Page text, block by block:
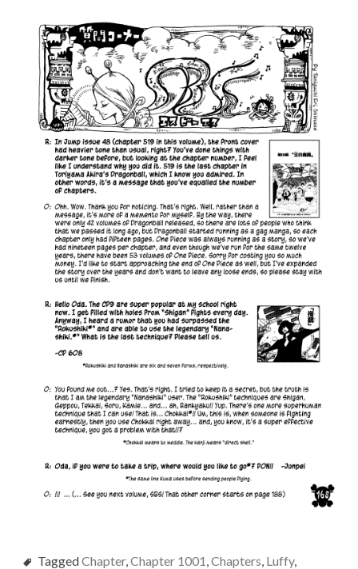
TaggedChapter, Chapter 1001 Chapters Luffy,